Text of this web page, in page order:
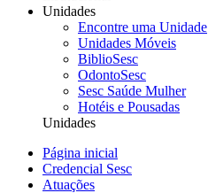
Unidades
Encontre uma Unidade
Unidades Móveis
BiblioSesc
OdontoSesc
Sesc Saúde Mulher
Hotéis e Pousadas
Unidades
Página inicial
Credencial Sesc
Atuações